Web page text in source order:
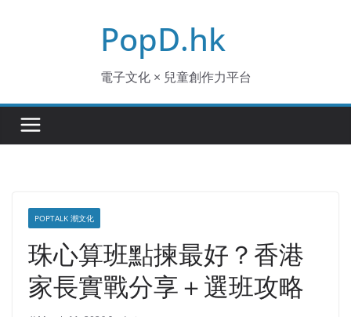
PopD.hk
電子文化 × 兒童創作力平台
POPTALK 潮文化
珠心算班點揀最好？香港
家長實戰分享＋選班攻略